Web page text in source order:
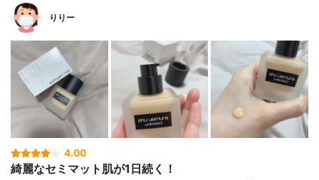
りりー
4.00
綺麗なセミマット肌が1日続く！